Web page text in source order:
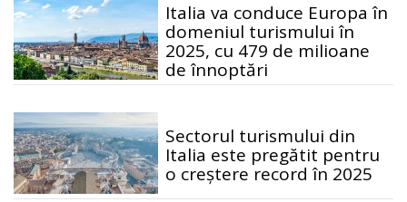
Italia va conduce Europa în
domeniul turismului în
2025, cu 479 de milioane
de înnoptări
Sectorul turismului din
Italia este pregătit pentru
o creștere record în 2025